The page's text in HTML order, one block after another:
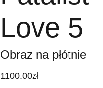
Love 5
Obraz na płótnie
1100.00zł